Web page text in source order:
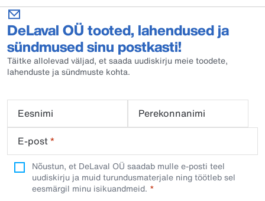
DeLaval OÜ tooted, lahendused ja
sündmused sinu postkasti!
Täitke allolevad väljad, et saada uudiskirju meie toodete,
lahenduste ja sündmuste kohta.
Eesnimi
Perekonnanimi
E-post*
Nõustun, et DeLaval OÜ saadab mulle e-posti teel
uudiskirju ja muid turundusmaterjale ning töötleb sel
eesmärgil minu isikuandmeid.​